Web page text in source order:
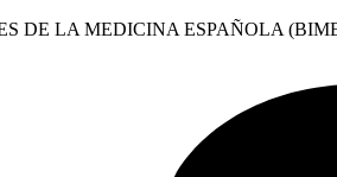
DE LA MEDICINA ESPAÑOLA